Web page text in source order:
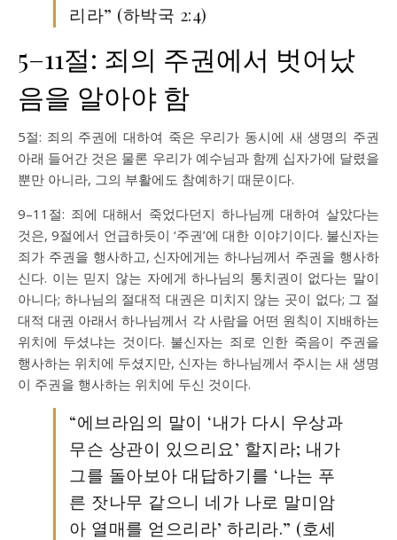
리라” (하박국 2:4)
5–11절: 죄의 주권에서 벗어났
음을 알아야 함
5절: 죄의 주권에 대하여 죽은 우리가 동시에 새 생명의 주권
아래 들어간 것은 물론 우리가 예수님과 함께 십자가에 달렸을
뿐만 아니라, 그의 부활에도 참예하기 때문이다.
9–11절: 죄에 대해서 죽었다던지 하나님께 대하여 살았다는
것은, 9절에서 언급하듯이 ‘주권’에 대한 이야기이다. 불신자는
죄가 주권을 행사하고, 신자에게는 하나님께서 주권을 행사하
신다. 이는 믿지 않는 자에게 하나님의 통치권이 없다는 말이
아니다; 하나님의 절대적 대권은 미치지 않는 곳이 없다; 그 절
대적 대권 아래서 하나님께서 각 사람을 어떤 원칙이 지배하는
위치에 두셨냐는 것이다. 불신자는 죄로 인한 죽음이 주권을
행사하는 위치에 두셨지만, 신자는 하나님께서 주시는 새 생명
이 주권을 행사하는 위치에 두신 것이다.
“에브라임의 말이 ‘내가 다시 우상과
무슨 상관이 있으리요’ 할지라; 내가
그를 돌아보아 대답하기를 ‘나는 푸
른 잣나무 같으니 네가 나로 말미암
아 열매를 얻으리라’ 하리라.” (호세